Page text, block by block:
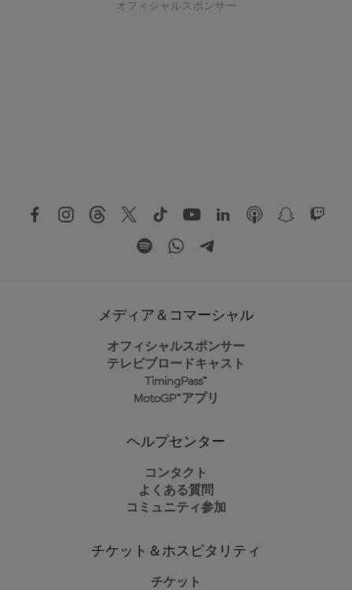
オフィシャルスポンサー
メディア＆コマーシャル
オフィシャルスポンサー
テレビブロードキャスト
TimingPass™
MotoGP™アプリ
ヘルプセンター
コンタクト
よくある質問
コミュニティ参加
チケット＆ホスピタリティ
チケット